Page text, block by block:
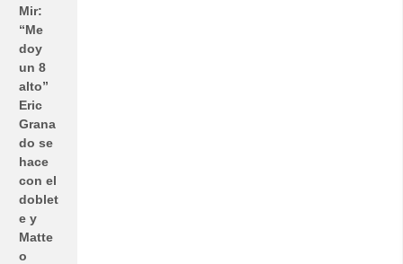
Mir:
“Me
doy
un 8
alto”
Eric
Grana
do se
hace
con el
doblet
e y
Matte
o